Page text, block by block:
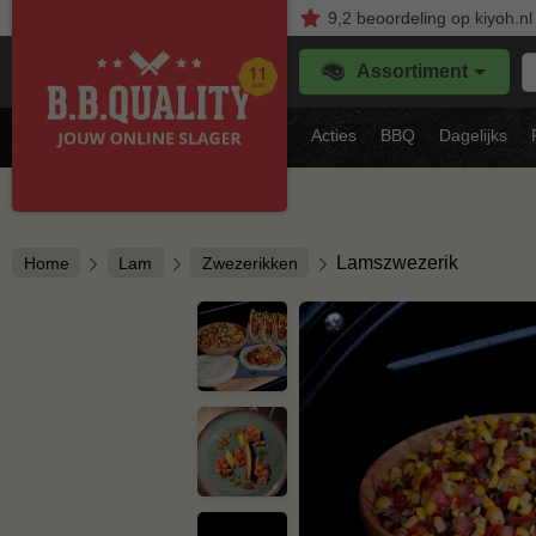
9,2 beoordelingop kiyoh.nl
Assortiment
Acties BBQ Dagelijks
Home Lam Zwezerikken Lamszwezerik